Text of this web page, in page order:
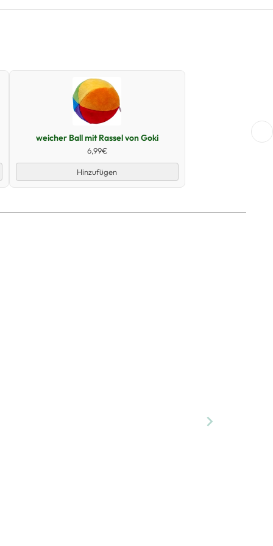
Schnellansicht
weicher Ball mit Rassel von Goki
6,99€
Hinzufügen